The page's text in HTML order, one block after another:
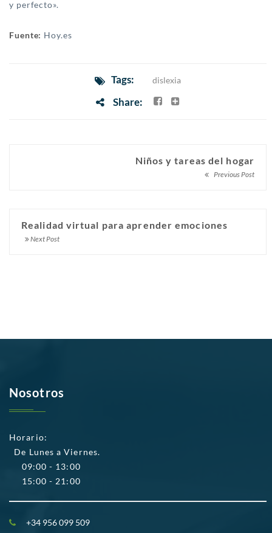
y perfecto».
Fuente: Hoy.es
Tags: dislexia
Share:
Niños y tareas del hogar
Previous Post
Realidad virtual para aprender emociones
Next Post
Nosotros
Horario:
De Lunes a Viernes.
09:00 - 13:00
15:00 - 21:00
+34 956 099 509